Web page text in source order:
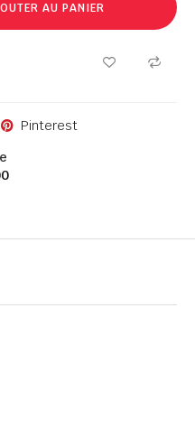
AU PANIER
Pinterest